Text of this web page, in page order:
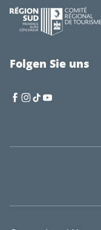
Folgen Sie uns